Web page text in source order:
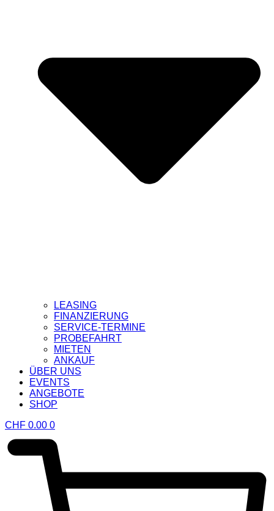
LEASING
FINANZIERUNG
SERVICE-TERMINE
PROBEFAHRT
MIETEN
ANKAUF
ÜBER UNS
EVENTS
ANGEBOTE
SHOP
CHF 0.00 0